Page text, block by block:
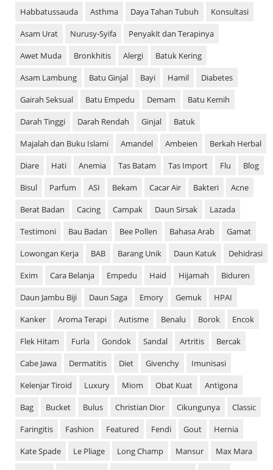
Habbatussauda
Asthma Daya Tahan Tubuh
Konsultasi
Asam Urat
Nurusy-Syifa
Penyakit dan Terapinya
Awet Muda
Bronkhitis Alergi
Batuk Kering
Asam Lambung
Batu Ginjal Bayi Hamil
Diabetes
Gairah Seksual
Batu Empedu Demam
Batu Kemih
Darah Tinggi
Darah Rendah Ginjal
Batuk
Majalah dan Buku Islami
Amandel Ambeien
Berkah Herbal
Diare
Hati Anemia Tas Batam Tas Import Flu
Blog
Bisul
Parfum ASI Bekam Cacar Air Bakteri
Acne
Berat Badan
Cacing Campak Daun Sirsak
Lazada
Testimoni
Bau Badan Bee Pollen Bahasa Arab
Gamat
Lowongan Kerja
BAB Barang Unik Daun Katuk
Dehidrasi
Exim
Cara Belanja Empedu Haid Hijamah
Biduren
Daun Jambu Biji
Daun Saga Emory Gemuk
HPAI
Kanker
Aroma Terapi Autisme Benalu Borok
Encok
Flek Hitam
Furla Gondok Sandal Artritis
Bercak
Cabe Jawa
Dermatitis Diet Givenchy
Imunisasi
Kelenjar Tiroid
Luxury Miom Obat Kuat
Antigona
Bag
Bucket Bulus Christian Dior Cikungunya
Classic
Faringitis
Fashion Featured Fendi Gout
Hernia
Kate Spade
Le Pliage Long Champ Mansur
Max Mara